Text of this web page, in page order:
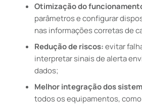
Otimização do
parâmetros e configurar
nas informações corretas de
Redução de riscos:evitar
interpretar sinais de alerta
dados;
Melhor integração dos
todos os equipamentos, como